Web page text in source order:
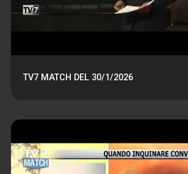
TV7 MATCH DEL 30/1/2026